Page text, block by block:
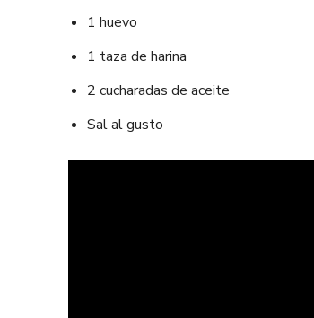
1 huevo
1 taza de harina
2 cucharadas de aceite
Sal al gusto